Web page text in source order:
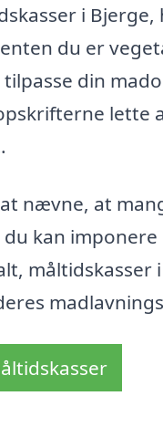
i
du er
din
lette
nævne, at
kan